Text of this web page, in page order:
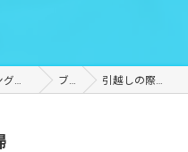
横浜市・戸塚区のハウスクリーニングやリフォームは合同会社ホームアシスト ブログ 引越しの際の #退去時清掃